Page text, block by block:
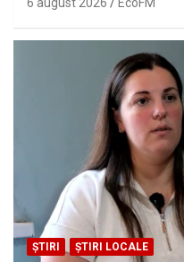
6 august 2026 EcoFM
ȘTIRI ȘTIRI LOCALE